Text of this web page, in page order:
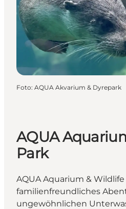
Foto: AQUA Akvarium & Dyrepark
AQUA
Park
AQUA Aquarium &
familienfreundliches
ungewöhnlichen